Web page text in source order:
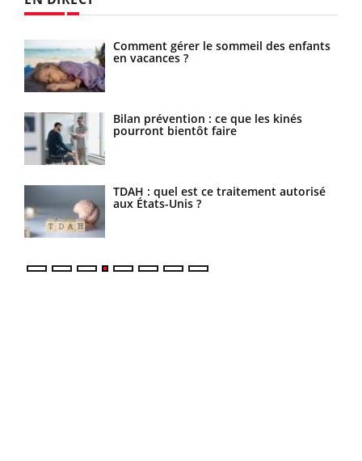
Comment gérer le sommeil des enfants
en vacances ?
Bilan prévention : ce que les kinés
pourront bientôt faire
TDAH : quel est ce traitement autorisé
aux États-Unis ?